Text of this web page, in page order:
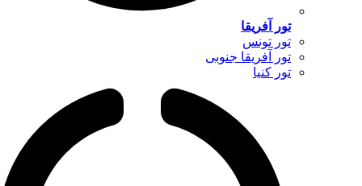
تور آفریقا
تور تونس
تور آفریقا جنوبی
تور کنیا